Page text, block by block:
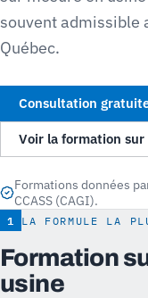
souvent admissible
Québec.
Consultation
Voir la formation sur
Formations données
CCASS (CAGI).
1 LA FORMULE LA
Formation
usine